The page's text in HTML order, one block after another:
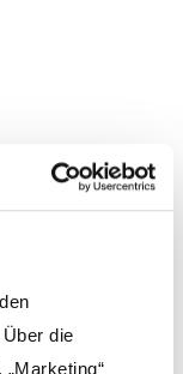
die
„Marketing“